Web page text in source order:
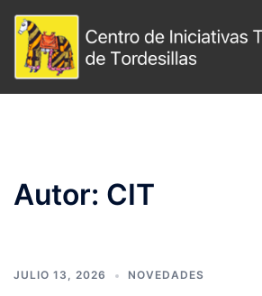
Saltar
contenido
Autor: CIT
JULIO 13, 2026 NOVEDADES